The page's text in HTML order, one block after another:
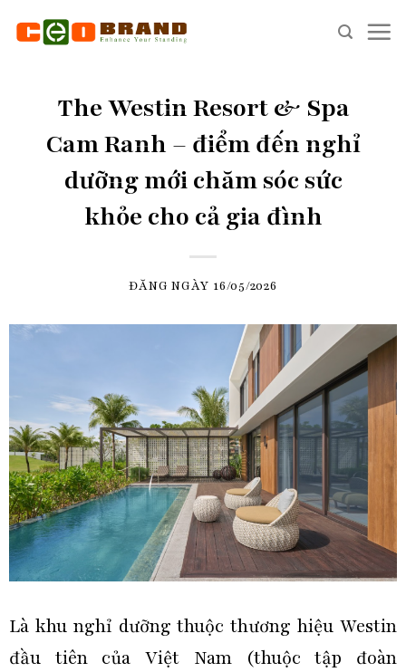
The Westin Resort & Spa
Cam Ranh – điểm đến nghỉ
dưỡng mới chăm sóc sức
khỏe cho cả gia đình
ĐĂNG NGÀY 16/05/2026
Là khu nghỉ dưỡng thuộc thương hiệu Westin
đầu tiên của Việt Nam (thuộc tập đoàn